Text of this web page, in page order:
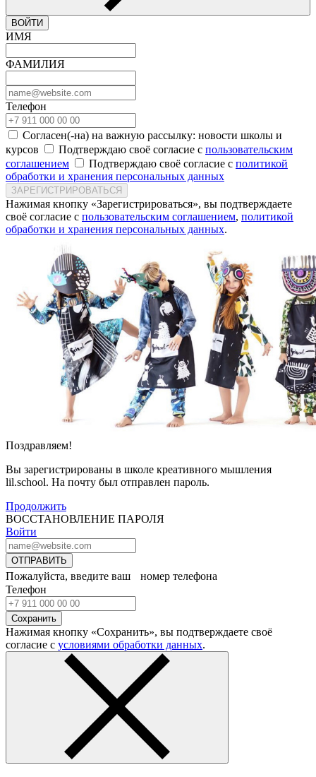
ВОЙТИ
ИМЯ
ФАМИЛИЯ
Телефон
Согласен(-на) на важную рассылку: новости школы и
курсов
Подтверждаю своё согласие с пользовательским
соглашением
Подтверждаю своё согласие с политикой
обработки и хранения персональных данных
ЗАРЕГИСТРИРОВАТЬСЯ
Нажимая кнопку «Зарегистрироваться», вы подтверждаете
своё согласие с пользовательским соглашением, политикой
обработки и хранения персональных данных.
Поздравляем!
Вы зарегистрированы в школе креативного мышления
lil.school. На почту был отправлен пароль.
Продолжить
ВОССТАНОВЛЕНИЕ ПАРОЛЯ
Войти
ОТПРАВИТЬ
Пожалуйста, введите ваш номер телефона
Телефон
Сохранить
Нажимая кнопку «Сохранить», вы подтверждаете своё
согласие с условиями обработки данных.